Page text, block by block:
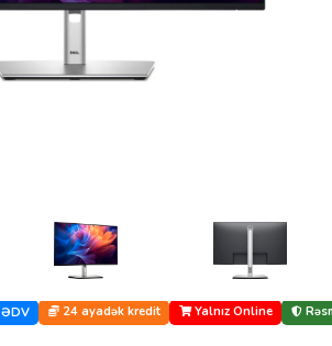
ƏDV 24 ayadək kredit Yalnız Online